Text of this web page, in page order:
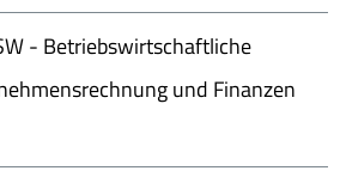
- Betriebswirtschaftliche
und Finanzen